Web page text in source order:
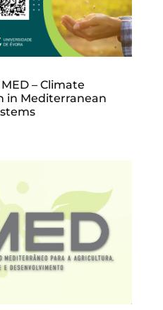
– Climate
in Mediterranean